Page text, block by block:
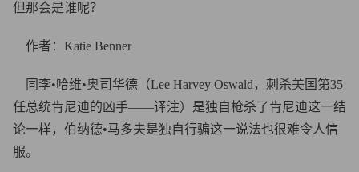
但那会是谁呢？
作者：Katie Benner
同李•哈维•奥司华德（Lee Harvey Oswald，刺杀美国第35
任总统肯尼迪的凶手——译注）是独自枪杀了肯尼迪这一结
论一样，伯纳德•马多夫是独自行骗这一说法也很难令人信
服。